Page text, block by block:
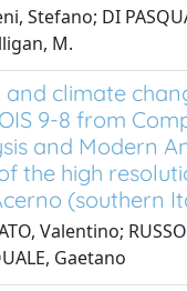
Stefano; DI
M.
climate
9-8 from
and Modern
the high
(southern
Valentino;
Gaetano